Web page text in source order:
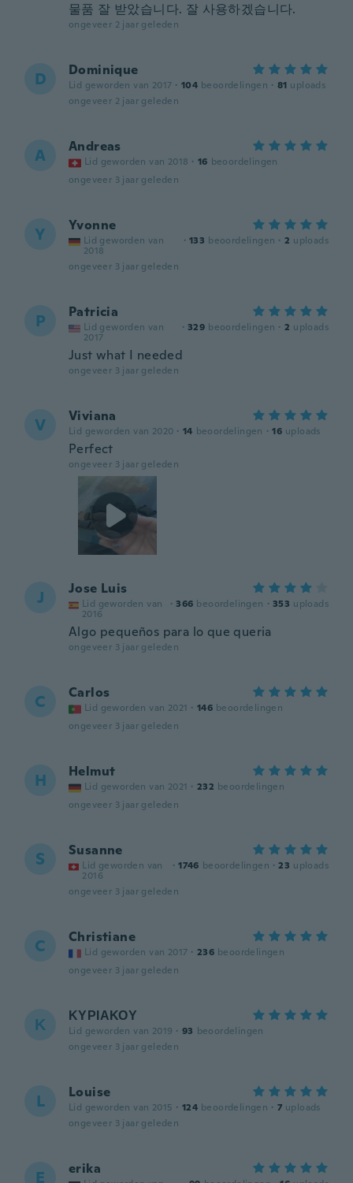
물품 잘 받았습니다. 잘 사용하겠습니다.
ongeveer 2 jaar geleden
D Dominique
Lid geworden van 2017 · 104 beoordelingen · 81 uploads
ongeveer 2 jaar geleden
A Andreas
Lid geworden van 2018 · 16 beoordelingen
ongeveer 3 jaar geleden
Y Yvonne
Lid geworden van
2018
· 133 beoordelingen · 2 uploads
ongeveer 3 jaar geleden
P Patricia
Lid geworden van
2017
· 329 beoordelingen · 2 uploads
Just what I needed
ongeveer 3 jaar geleden
V Viviana
Lid geworden van 2020 · 14 beoordelingen · 16 uploads
Perfect
ongeveer 3 jaar geleden
J Jose Luis
Lid geworden van
2016
· 366 beoordelingen · 353 uploads
Algo pequeños para lo que queria
ongeveer 3 jaar geleden
C Carlos
Lid geworden van 2021 · 146 beoordelingen
ongeveer 3 jaar geleden
H Helmut
Lid geworden van 2021 · 232 beoordelingen
ongeveer 3 jaar geleden
S Susanne
Lid geworden van
2016
· 1746 beoordelingen · 23 uploads
ongeveer 3 jaar geleden
C Christiane
Lid geworden van 2017 · 236 beoordelingen
ongeveer 3 jaar geleden
Κ ΚΥΡΙΑΚΟΥ
Lid geworden van 2019 · 93 beoordelingen
ongeveer 3 jaar geleden
L Louise
Lid geworden van 2015 · 124 beoordelingen · 7 uploads
ongeveer 3 jaar geleden
E erika